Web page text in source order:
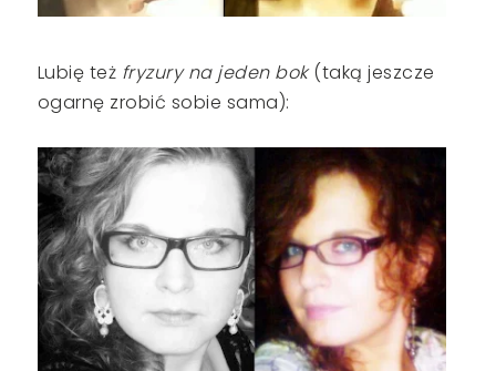
Lubię też fryzury na jeden bok(taką jeszcze
ogarnę zrobić sobie sama):